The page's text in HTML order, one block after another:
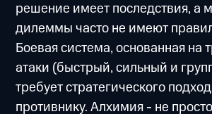
решение имеет последствия, а
дилеммы часто не имеют
Боевая система, основанная на
атаки (быстрый, сильный и
требует стратегического
противнику. Алхимия - не просто